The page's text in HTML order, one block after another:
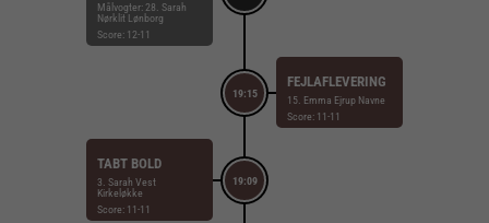
Målvogter: 28. Sarah
Nørklit Lønborg
Score: 12-11
19:15
FEJLAFLEVERING
15. Emma Ejrup Navne
Score: 11-11
19:09
TABT BOLD
3. Sarah Vest
Kirkeløkke
Score: 11-11